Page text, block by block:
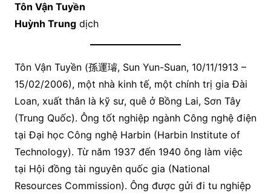
Tôn Vận Tuyền
Huỳnh Trungdịch
Tôn Vận Tuyền (孫運璿, Sun Yun-Suan, 10/11/1913 –
15/02/2006), một nhà kinh tế, một chính trị gia Đài
Loan, xuất thân là kỹ sư, quê ở Bồng Lai, Sơn Tây
(Trung Quốc). Ông tốt nghiệp ngành Công nghệ điện
tại Đại học Công nghệ Harbin (Harbin Institute of
Technology). Từ năm 1937 đến 1940 ông làm việc
tại Hội đồng tài nguyên quốc gia (National
Resources Commission). Ông được gửi đi tu nghiệp